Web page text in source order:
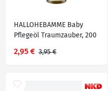
HALLOHEBAMME Baby
Pflegeöl Traumzauber, 200
2,95 € 3,95 €